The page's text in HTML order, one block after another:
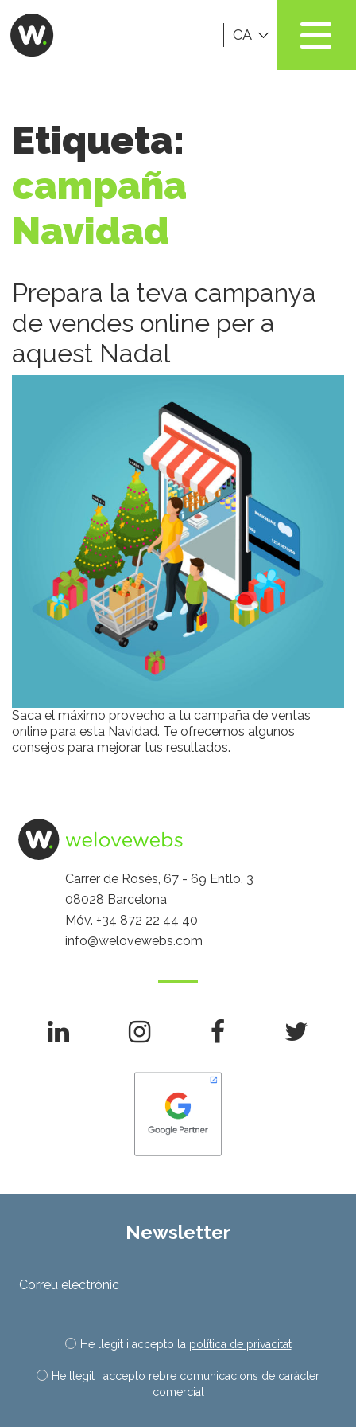
CA
Etiqueta:
campaña
Navidad
Prepara la teva campanya
de vendes online per a
aquest Nadal
Saca el máximo provecho a tu campaña de ventas
online para esta Navidad. Te ofrecemos algunos
consejos para mejorar tus resultados.
Carrer de Rosés, 67 - 69 Entlo. 3
08028 Barcelona
Móv.+34 872 22 44 40
info@welovewebs.com
Newsletter
He llegit i accepto la política de privacitat
He llegit i accepto rebre comunicacions de caràcter
comercial